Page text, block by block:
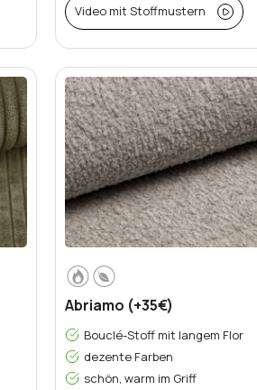
Video mit Stoffmustern
Abriamo (+35€)
Bouclé-Stoff mit langem Flor
dezente Farben
schön, warm im Griff